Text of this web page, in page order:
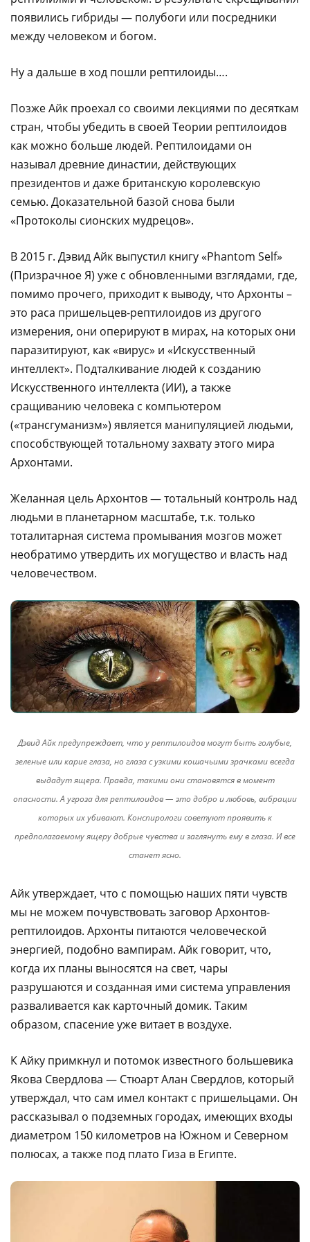
появились гибриды — полубоги или посредники
между человеком и богом.
Ну а дальше в ход пошли рептилоиды….
Позже Айк проехал со своими лекциями по десяткам
стран, чтобы убедить в своей Теории рептилоидов
как можно больше людей. Рептилоидами он
называл древние династии, действующих
президентов и даже британскую королевскую
семью. Доказательной базой снова были
«Протоколы сионских мудрецов».
В 2015 г. Дэвид Айк выпустил книгу «Phantom Self»
(Призрачное Я) уже с обновленными взглядами, где,
помимо прочего, приходит к выводу, что Архонты –
это раса пришельцев-рептилоидов из другого
измерения, они оперируют в мирах, на которых они
паразитируют, как «вирус» и «Искусственный
интеллект». Подталкивание людей к созданию
Искусственного интеллекта (ИИ), а также
сращиванию человека с компьютером
(«трансгуманизм») является манипуляцией людьми,
способствующей тотальному захвату этого мира
Архонтами.
Желанная цель Архонтов — тотальный контроль над
людьми в планетарном масштабе, т.к. только
тоталитарная система промывания мозгов может
необратимо утвердить их могущество и власть над
человечеством.
Дэвид Айк предупреждает, что у рептилоидов могут быть голубые,
зеленые или карие глаза, но глаза с узкими кошачьими зрачками всегда
выдадут ящера. Правда, такими они становятся в момент
опасности. А угроза для рептилоидов — это добро и любовь, вибрации
которых их убивают. Конспирологи советуют проявить к
предполагаемому ящеру добрые чувства и заглянуть ему в глаза. И все
станет ясно.
Айк утверждает, что с помощью наших пяти чувств
мы не можем почувствовать заговор Архонтов-
рептилоидов. Архонты питаются человеческой
энергией, подобно вампирам. Айк говорит, что,
когда их планы выносятся на свет, чары
разрушаются и созданная ими система управления
разваливается как карточный домик. Таким
образом, спасение уже витает в воздухе.
К Айку примкнул и потомок известного большевика
Якова Свердлова — Стюарт Алан Свердлов, который
утверждал, что сам имел контакт с пришельцами. Он
рассказывал о подземных городах, имеющих входы
диаметром 150 километров на Южном и Северном
полюсах, а также под плато Гиза в Египте.